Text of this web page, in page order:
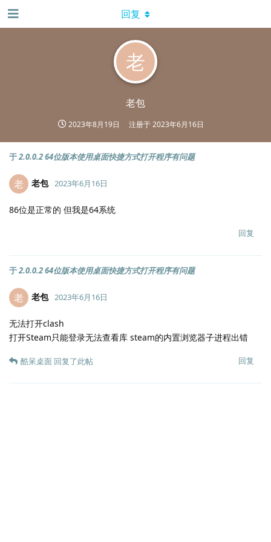
老
老包
2023年8月19日 注册于2023年6月16日
回复
于2.0.0.2 64位版本使用桌面快捷方式打开程序有问题
老 老包 2023年6月16日
86位是正常的 但我是64系统
回复
于2.0.0.2 64位版本使用桌面快捷方式打开程序有问题
老 老包 2023年6月16日
无法打开clash
打开Steam只能登录无法查看库 steam的内置浏览器子进程出错
回复
酷呆桌面 回复了此帖